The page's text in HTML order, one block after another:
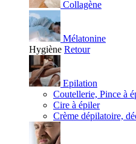
Collagène
Mélatonine
Hygiène Retour
Epilation
Coutellerie, Pince à
Cire à épiler
Crème dépilatoire,